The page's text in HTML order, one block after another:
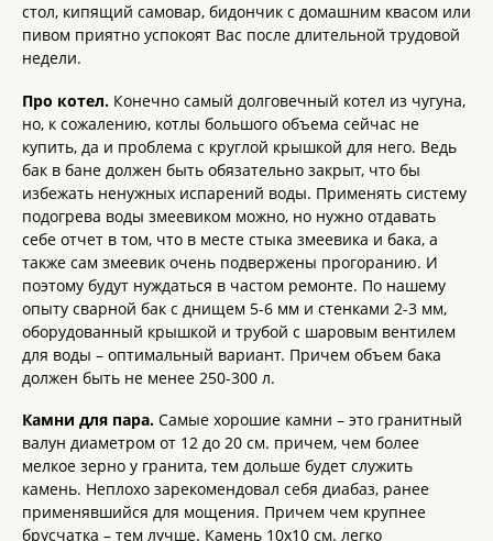
стол, кипящий самовар, бидончик с домашним квасом или
пивом приятно успокоят Вас после длительной трудовой
недели.
Про котел. Конечно самый долговечный котел из чугуна,
но, к сожалению, котлы большого объема сейчас не
купить, да и проблема с круглой крышкой для него. Ведь
бак в бане должен быть обязательно закрыт, что бы
избежать ненужных испарений воды. Применять систему
подогрева воды змеевиком можно, но нужно отдавать
себе отчет в том, что в месте стыка змеевика и бака, а
также сам змеевик очень подвержены прогоранию. И
поэтому будут нуждаться в частом ремонте. По нашему
опыту сварной бак с днищем 5-6 мм и стенками 2-3 мм,
оборудованный крышкой и трубой с шаровым вентилем
для воды – оптимальный вариант. Причем объем бака
должен быть не менее 250-300 л.
Камни для пара. Самые хорошие камни – это гранитный
валун диаметром от 12 до 20 см. причем, чем более
мелкое зерно у гранита, тем дольше будет служить
камень. Неплохо зарекомендовал себя диабаз, ранее
применявшийся для мощения. Причем чем крупнее
брусчатка – тем лучше. Камень 10х10 см. легко